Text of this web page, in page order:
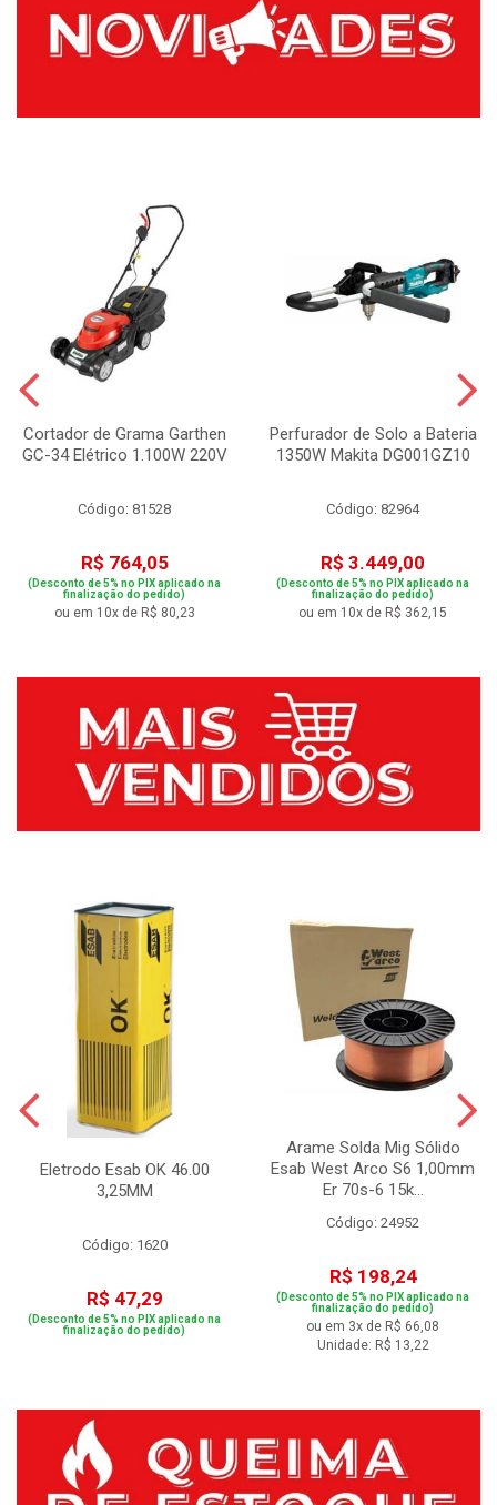
Cortador de Grama Garthen
GC-34 Elétrico 1.100W 220V
Código: 81528
R$ 764,05
(Desconto de 5% no PIX aplicado na
finalização do pedido)
ou em 10x de R$ 80,23
Perfurador de Solo a Bateria
1350W Makita DG001GZ10
Código: 82964
R$ 3.449,00
(Desconto de 5% no PIX aplicado na
finalização do pedido)
ou em 10x de R$ 362,15
Eletrodo Esab OK 46.00
3,25MM
Código: 1620
R$ 47,29
(Desconto de 5% no PIX aplicado na
finalização do pedido)
Arame Solda Mig Sólido
Esab West Arco S6 1,00mm
Er 70s-6 15k...
Código: 24952
R$ 198,24
(Desconto de 5% no PIX aplicado na
finalização do pedido)
ou em 3x de R$ 66,08
Unidade: R$ 13,22